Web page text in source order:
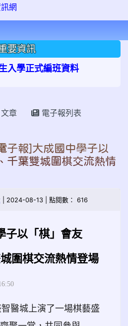
要資訊
入學正式編班資料
章 電子報列表
報]大成國中學子以
千葉雙城圍棋交流熱情
| 2024-08-13 | 點閱數： 616
title=桃園電子報
title=桃園電子報
子以「棋」會友
圍棋交流熱情登場
醫城上演了一場棋藝盛